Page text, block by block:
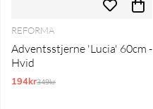
REFORMA
Adventsstjerne 'Lucia' 60cm -
Hvid
194krNormalpris:
349kr